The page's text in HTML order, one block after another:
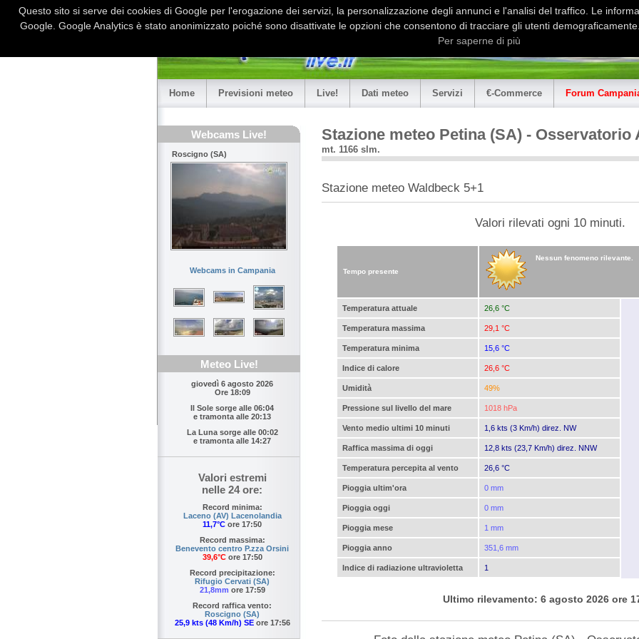
Home Previsioni meteo Live! Dati meteo Servizi €-Commerce Forum
Webcams Live!
Roscigno (SA)
Webcams in Campania
Meteo Live!
giovedì 6 agosto 2026
Ore 18:09
Il Sole sorge alle 06:04
e tramonta alle 20:13
La Luna sorge alle 00:02
e tramonta alle 14:27
Valori estremi
nelle 24 ore:
Record minima:
Laceno (AV) Lacenolandia
11,7°C ore 17:50
Record massima:
Benevento centro P.zza Orsini
39,6°Core 17:50
Record precipitazione:
Rifugio Cervati (SA)
21,8mm ore 17:59
Record raffica vento:
Roscigno (SA)
25,9 kts (48 Km/h) SEore 17:56
Stazione meteo Petina (SA) -
mt. 1166 slm.
Stazione meteo Waldbeck 5+1
Valori rilevati ogni 10 minuti.
Tempo presente
Nessun fenomeno rilevante.
Temperatura attuale 26,6 °C
Temperatura massima 29,1 °C
Temperatura minima 15,6 °C
Indice di calore 26,6 °C
Umidità 49%
Pressione sul livello del mare 1018 hPa
Vento medio ultimi 10 minuti 1,6 kts (3 Km/h) direz. NW
Raffica massima di oggi 12,8 kts (23,7 Km/h) direz. NNW
Temperatura percepita al vento 26,6 °C
Pioggia ultim'ora 0 mm
Pioggia oggi 0 mm
Pioggia mese 1 mm
Pioggia anno 351,6 mm
Indice di radiazione ultravioletta 1
Ultimo rilevamento: 6 agosto 2026 ore
Questo sito si serve dei cookies di Google per l'erogazione dei servizi, la personalizzazione degli annunci e l'analisi del traffico. Le
Google. Google Analytics è stato anonimizzato poiché sono disattivate le opzioni che consentono di tracciare gli utenti
Per saperne di più